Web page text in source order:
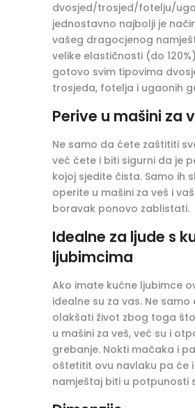
dvosjed/trosjed/fotelju/
jednostavno najbolji je
vašeg dragocjenog
velike elastičnosti (do
gotovo svim tipovima
trosjeda, fotelja i ugaonih
Perive u mašini za
Ne samo da ćete zaštititi
već ćete i biti sigurni da je
kojoj sjedite čista. Samo ih
operite u mašini za veš i
boravak ponovo zablistati.
Idealne za ljude s
ljubimcima
Ako imate kućne ljubimce
idealne su za vas. Ne
olakšati život zbog toga
u mašini za veš, već su i
grebanje. Nokti mačaka i
oštetitit ovu navlaku pa će
namještaj biti u potpunosti